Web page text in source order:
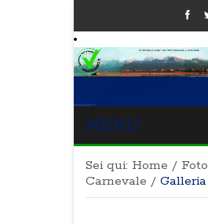
MENU
Sei qui: Home / Foto
Carnevale / Galleria